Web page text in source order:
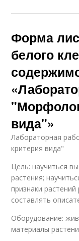
Форма
белого
вида"»
Лабораторная
критерия вида"
Цель: научиться
растения;
признаки
составлять
Оборудование:
материалы